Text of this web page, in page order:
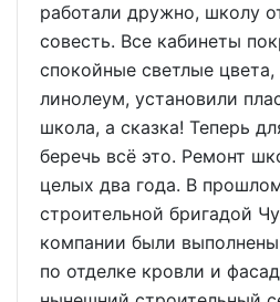
работали дружно, школу
совесть. Все кабинеты
спокойные светлые цвета,
линолеум, установили
школа, а сказка! Теперь
беречь всё это. Ремонт
целых два года. В
строительной бригадой
компании были
по отделке кровли и